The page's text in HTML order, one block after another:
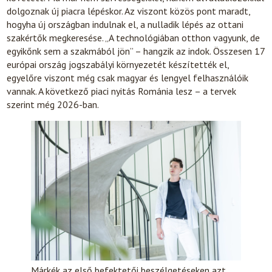
dolgoznak új piacra lépéskor. Az viszont közös pont maradt,
hogyha új országban indulnak el, a nulladik lépés az ottani
szakértők megkeresése. „A technológiában otthon vagyunk, de
egyikőnk sem a szakmából jön” – hangzik az indok. Összesen 17
európai ország jogszabályi környezetét készítették el,
egyelőre viszont még csak magyar és lengyel felhasználóik
vannak. A következő piaci nyitás Románia lesz – a tervek
szerint még 2026-ban.